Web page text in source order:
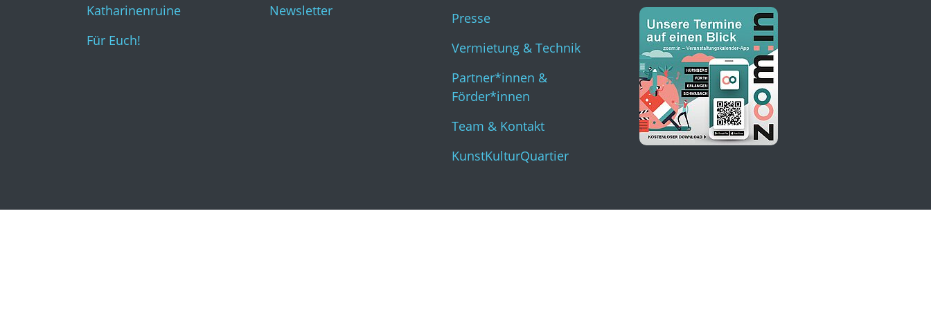
KunstKulturQuartier
Katharinenruine
Für Euch!
Newsletter
Presse
Vermietung & Technik
Partner*innen &
Förder*innen
Team & Kontakt
KunstKulturQuartier